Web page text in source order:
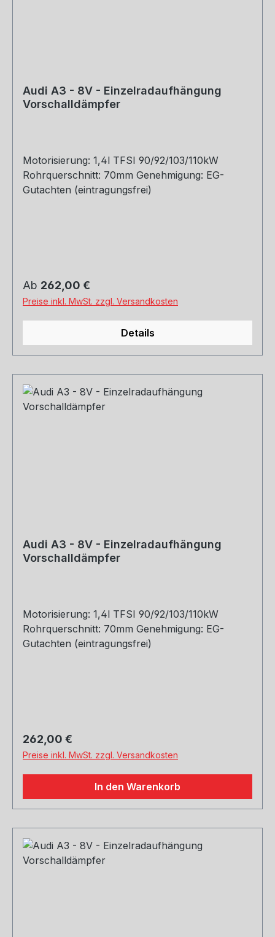
Audi A3 - 8V - Einzelradaufhängung
Vorschalldämpfer
Motorisierung: 1,4l TFSI 90/92/103/110kW
Rohrquerschnitt: 70mm Genehmigung: EG-
Gutachten (eintragungsfrei)
Regulärer Preis:
Ab 262,00 €
Preise inkl. MwSt. zzgl. Versandkosten
Details
Audi A3 - 8V - Einzelradaufhängung
Vorschalldämpfer
Motorisierung: 1,4l TFSI 90/92/103/110kW
Rohrquerschnitt: 70mm Genehmigung: EG-
Gutachten (eintragungsfrei)
Regulärer Preis:
262,00 €
Preise inkl. MwSt. zzgl. Versandkosten
In den Warenkorb